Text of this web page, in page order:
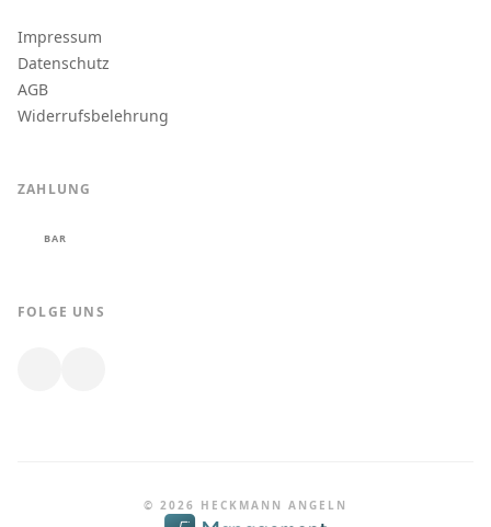
Impressum
Datenschutz
AGB
Widerrufsbelehrung
ZAHLUNG
BAR
FOLGE UNS
© 2026 HECKMANN ANGELN